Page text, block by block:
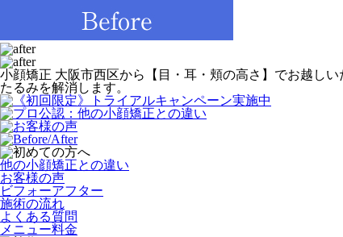
小顔矯正 大阪市西区から【目・耳・頬の高さ】でお越し
たるみを解消します。
他の小顔矯正との違い
お客様の声
ビフォーアフター
施術の流れ
よくある質問
メニュー料金